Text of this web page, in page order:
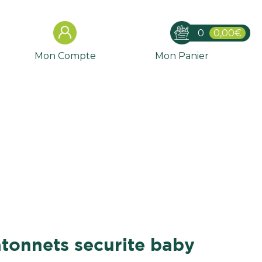
Mon Compte Mon Panier
0 0,00€
securite baby